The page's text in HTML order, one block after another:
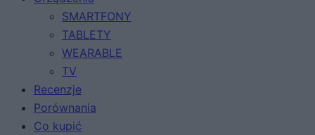
SMARTFONY
TABLETY
WEARABLE
TV
Recenzje
Porównania
Co kupić